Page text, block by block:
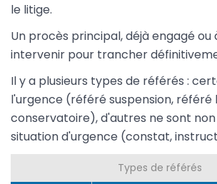
le litige.
Un procès principal, déjà engagé ou
intervenir pour trancher
Il y a plusieurs types de référés :
l'urgence (référé suspension,
conservatoire), d'autres ne sont non
situation d'urgence (constat,
Types de référés